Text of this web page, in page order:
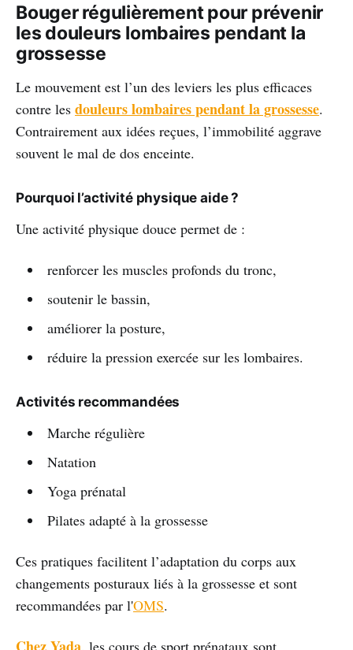
Bouger régulièrement pour prévenir
les douleurs lombaires pendant la
grossesse
Le mouvement est l’un des leviers les plus efficaces
contre les douleurs lombaires pendant la grossesse.
Contrairement aux idées reçues, l’immobilité aggrave
souvent le mal de dos enceinte.
Pourquoi l’activité physique aide ?
Une activité physique douce permet de :
renforcer les muscles profonds du tronc,
soutenir le bassin,
améliorer la posture,
réduire la pression exercée sur les lombaires.
Activités recommandées
Marche régulière
Natation
Yoga prénatal
Pilates adapté à la grossesse
Ces pratiques facilitent l’adaptation du corps aux
changements posturaux liés à la grossesse et sont
recommandées par l'OMS.
, les cours de sport prénataux sont